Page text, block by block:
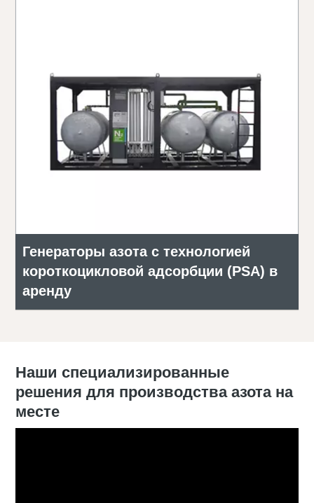
Генераторы азота с технологией
короткоцикловой адсорбции (PSA) в
аренду
Наши специализированные
решения для производства азота на
месте